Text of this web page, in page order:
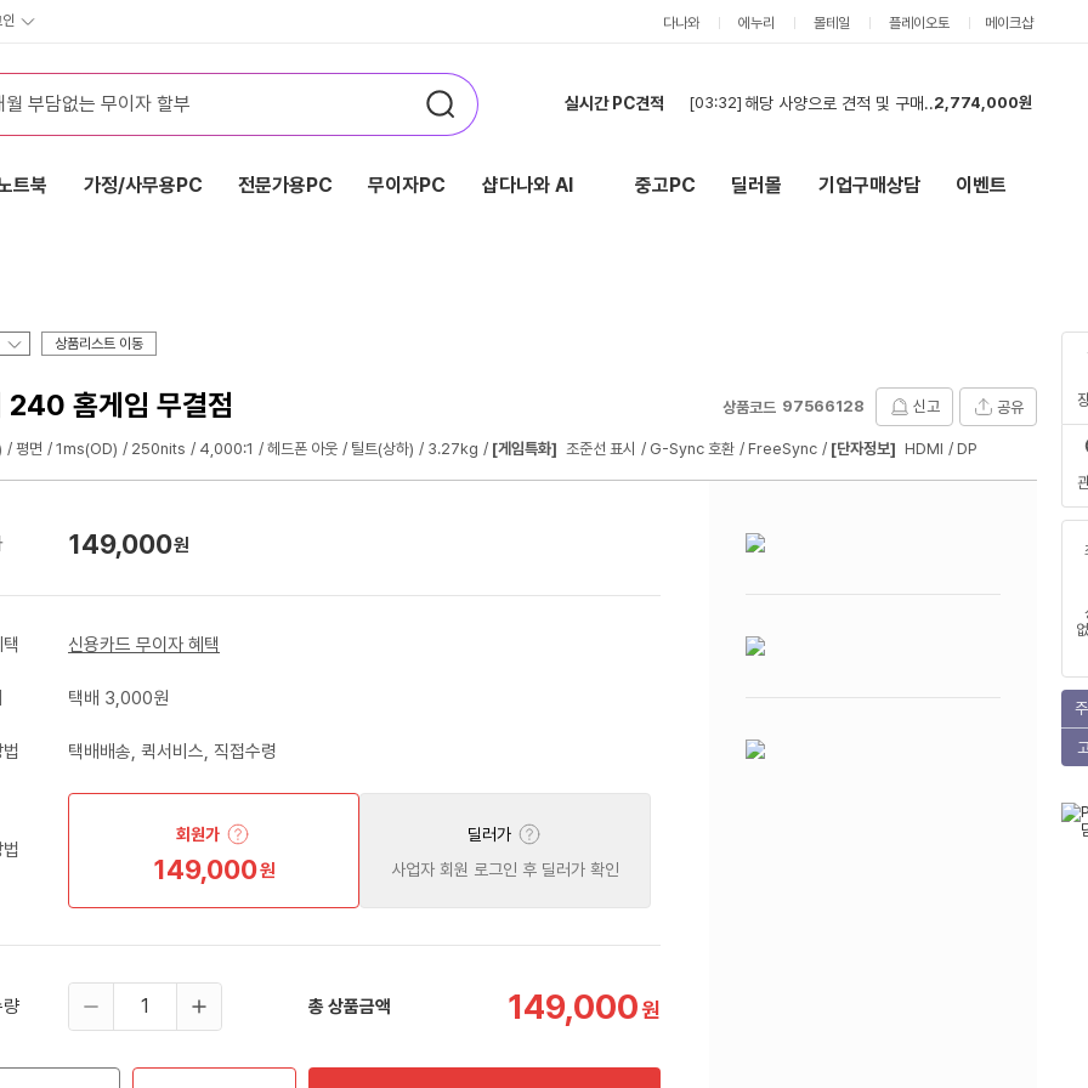
다나와 에누리 몰테일 플레이오토 메이크샵
실시간 PC견적 [02:14] 견적
3,489,000원
[01:11] 컴퓨터 견적 구매합니다.
1,786,000원
해당 사양으로 견적 및 구매 희망합니다2,774,000원
트북 가정/사무용PC 전문가용PC 무이자PC 샵다나와 AI 중고PC 딜러몰 기업구매상담 이벤트
상품리스트 이동
홈게임 무결점 상품코드 97566128 신고 공유
평면 1ms(OD) 250nits 4,000:1 헤드폰 아웃 틸트(상하) 3.27kg [게임특화] 조준선 표시 G-Sync 호환 FreeSync [단자정보] HDMI DP
149,000원
신용카드 무이자 혜택
택배 3,000원
택배배송, 퀵서비스, 직접수령
회원가
149,000원
딜러가
사업자 회원 로그인 후 딜러가 확인
량 총 상품금액 149,000원